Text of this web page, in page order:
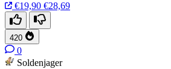
€19,90 €28,69
420
0
Soldenjager